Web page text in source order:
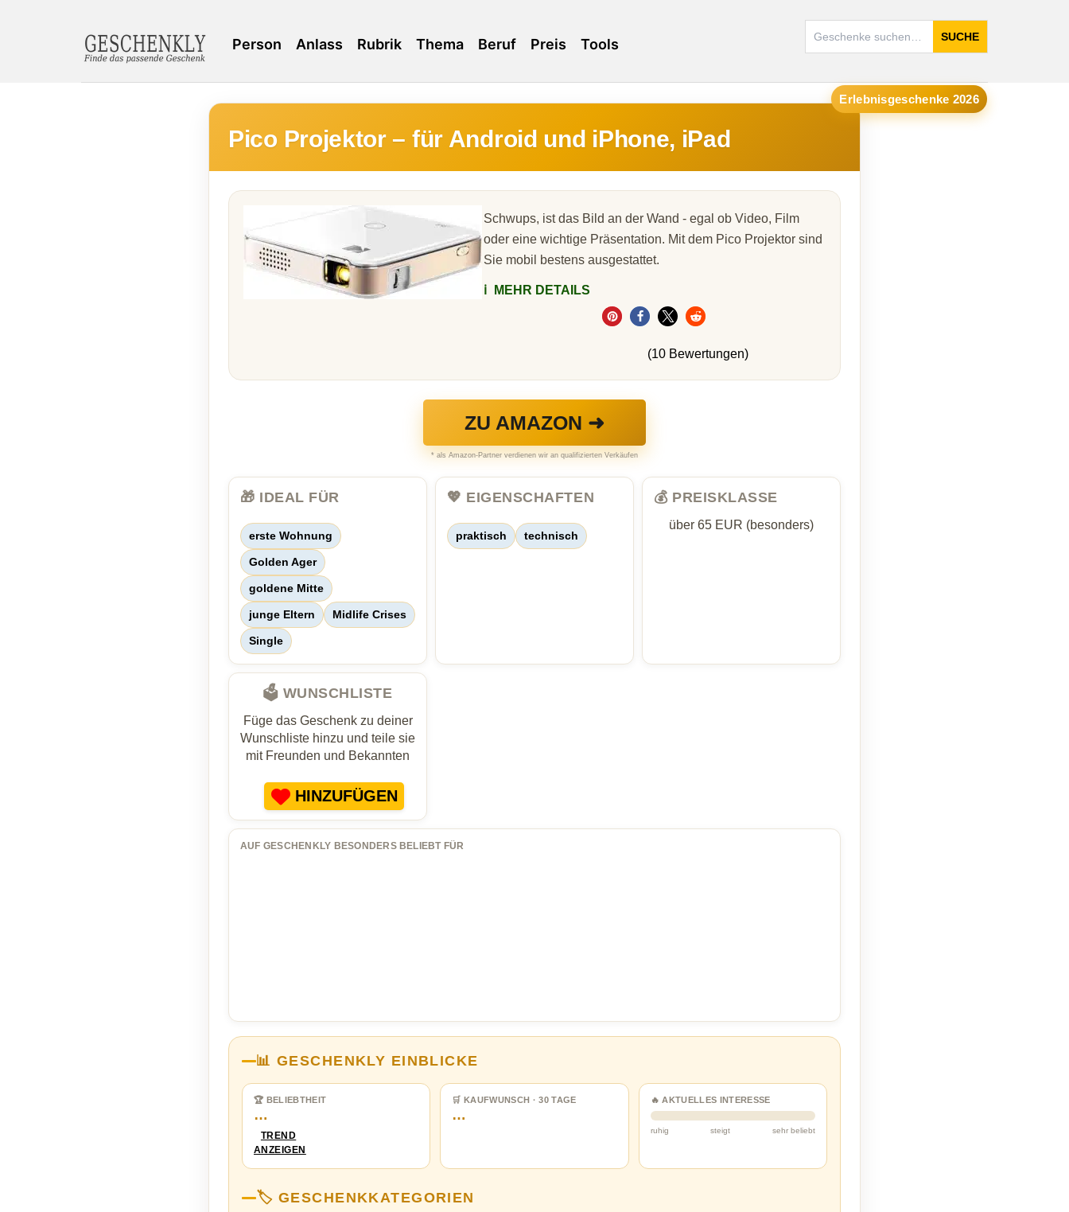
SUCHE
Person Anlass Rubrik Thema Beruf Preis Tools
Erlebnisgeschenke 2026
Pico Projektor – für Android und iPhone, iPad
Schwups, ist das Bild an der Wand - egal ob Video, Film
oder eine wichtige Präsentation. Mit dem Pico Projektor sind
Sie mobil bestens ausgestattet.
ℹ️ MEHR DETAILS
(10 Bewertungen)
ZU AMAZON ➜
* als Amazon-Partner verdienen wir an qualifizierten Verkäufen
🎁 IDEAL FÜR
erste Wohnung
Golden Ager
goldene Mitte
junge Eltern Midlife Crises
Single
💖 EIGENSCHAFTEN
praktisch technisch
💰 PREISKLASSE
über 65 EUR (besonders)
🗳️ WUNSCHLISTE
Füge das Geschenk zu deiner
Wunschliste hinzu und teile sie
mit Freunden und Bekannten
HINZUFÜGEN
AUF GESCHENKLY BESONDERS BELIEBT FÜR
📊 GESCHENKLY EINBLICKE
🏆 BELIEBTHEIT
…
TREND
ANZEIGEN
🛒 KAUFWUNSCH · 30 TAGE
…
🔥 AKTUELLES INTERESSE
ruhig steigt sehr beliebt
🏷️ GESCHENKKATEGORIEN